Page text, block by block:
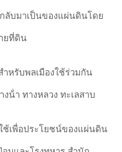
ลับมาเป็นของแผ่นดินโดย
ยที่ดิน
หรับพลเมืองใช้ร่วมกัน
น้ํา ทางหลวง ทะเลสาบ
ช้เพื่อประโยชน์ของแผ่นดิน